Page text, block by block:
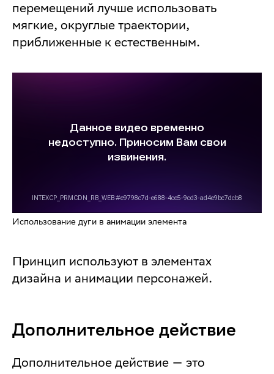
перемещений лучше использовать
мягкие, округлые траектории,
приближенные к естественным.
Использование дуги в анимации элемента
Принцип используют в элементах
дизайна и анимации персонажей.
Дополнительное действие
Дополнительное действие — это